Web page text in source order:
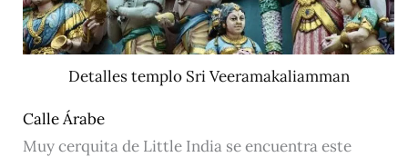
Detalles templo Sri Veeramakaliamman
Calle Árabe
Muy cerquita de Little India se encuentra este